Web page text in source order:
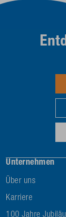
Unternehmen
Über uns
Karriere
100 Jahre